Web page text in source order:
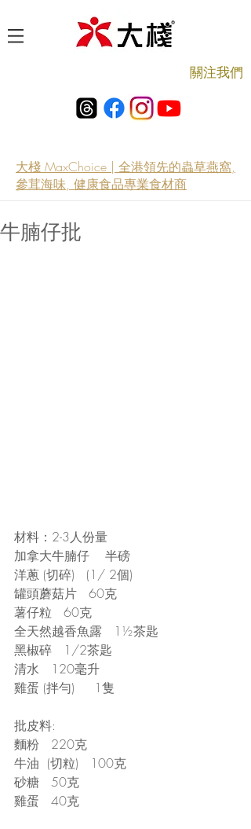
​關注我們
大棧 MaxChoice | 全港領先的蟲草燕窩,
參茸海味, 健康食品專業食材商
牛腩仔批
材料：2-3人份量
加拿大牛腩仔    半磅
洋蔥 (切碎)   (1/ 2個)
罐頭蘑菇片   60克
薯仔粒   60克
全天然越香魚露   1½茶匙
黑椒碎   1/2茶匙
清水   120毫升
雞蛋 (拌勻)     1隻
批皮料:
麵粉   220克
牛油  (切粒)   100克
砂糖   50克
雞蛋   40克